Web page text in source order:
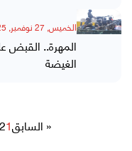
الخميس, 27 نوفمبر, 2025
المهرة.. القبض
الغيضة
« السابق1